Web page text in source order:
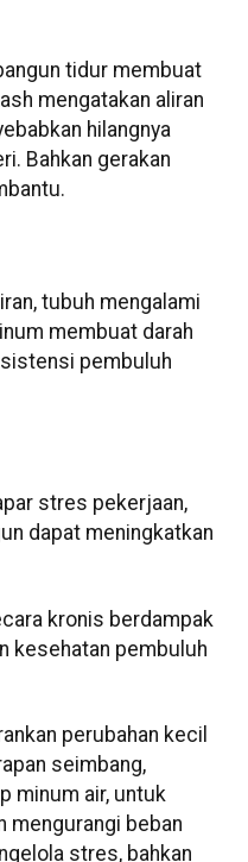
tidur membuat
mengatakan aliran
hilangnya
Bahkan gerakan
tubuh mengalami
membuat darah
pembuluh
stres pekerjaan,
dapat meningkatkan
kronis berdampak
kesehatan pembuluh
perubahan kecil
seimbang,
minum air, untuk
mengurangi beban
stres, bahkan